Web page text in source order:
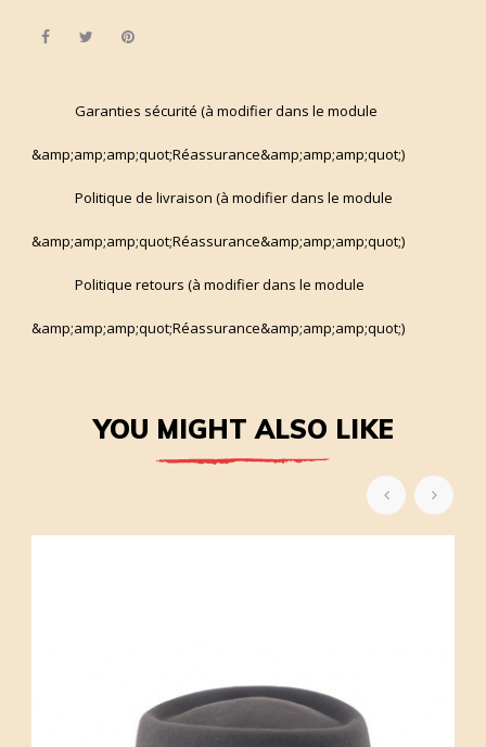
Share Tweet
Garanties sécurité (à modifier dans le module
&amp;amp;amp;quot;Réassurance&amp;amp;amp;quot;)
Politique de livraison (à modifier dans le module
&amp;amp;amp;quot;Réassurance&amp;amp;amp;quot;)
Politique retours (à modifier dans le module
&amp;amp;amp;quot;Réassurance&amp;amp;amp;quot;)
YOU MIGHT ALSO LIKE
‹ ›